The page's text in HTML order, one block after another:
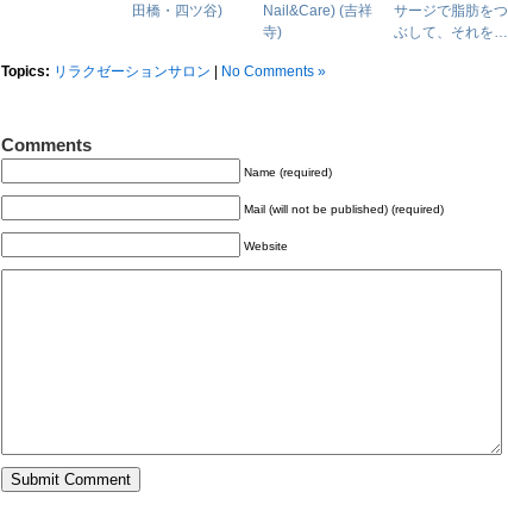
田橋・四ツ谷)
Nail&Care) (吉祥
寺)
サージで脂肪をつ
ぶして、それを…
Topics: リラクゼーションサロン No Comments »
Comments
Name (required)
Mail (will not be published) (required)
Website